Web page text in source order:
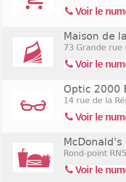
Voir le
Maison de
73 Grande rue
Voir le
Optic 2000
14 rue de la
Voir le
McDonald's
Rond-point
Voir le